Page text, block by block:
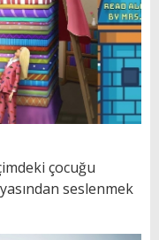
çocuğu
seslenmek